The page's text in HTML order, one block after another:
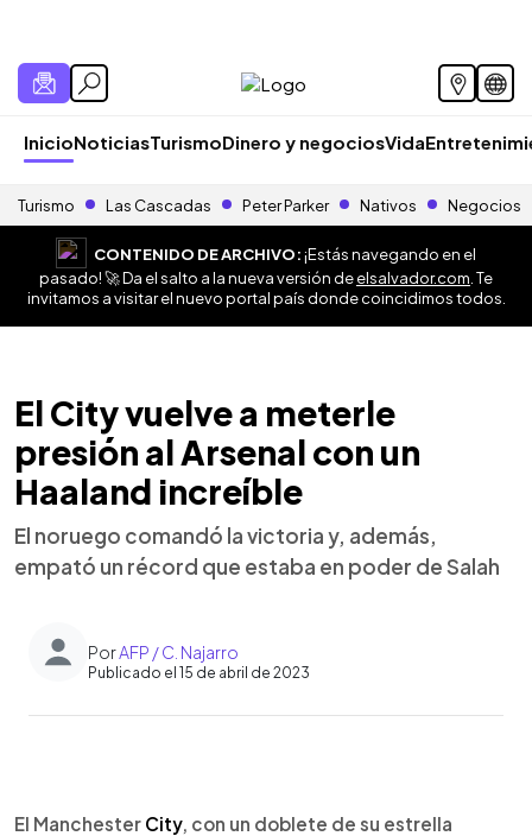
InicioNoticiasTurismoDinero y negociosVida
Turismo Las Cascadas Peter Parker Nativos Negocios
CONTENIDO DE ARCHIVO:¡Estás navegando en el
pasado! 🚀 Da el salto a la nueva versión deelsalvador.com . Te
invitamos a visitar el nuevo portal país donde coincidimos todos.
El City vuelve a meterle
presión al Arsenal con un
Haaland increíble
El noruego comandó la victoria y, además,
empató un récord que estaba en poder de Salah
PorAFP / C. Najarro
Publicado el 15 de abril de 2023
► Escuchar artículo
El Manchester City, con un doblete de su estrella